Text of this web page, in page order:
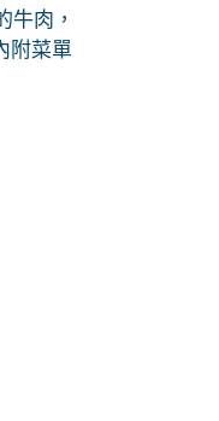
牛肉，
附菜單